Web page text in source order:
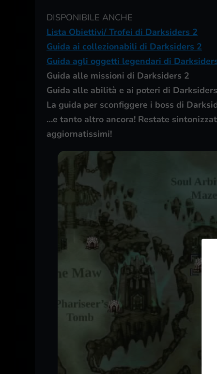
DISPONIBILE ANCHE
Lista Obiettivi/ Trofei di Darksiders 2
Guida ai collezionabili di Darksiders 2
Guida agli oggetti legendari di
Guida alle missioni di Darksiders 2
Guida alle abilità e ai poteri di
La guida per sconfiggere i boss di
…e tanto altro ancora! Restate
aggiornatissimi!